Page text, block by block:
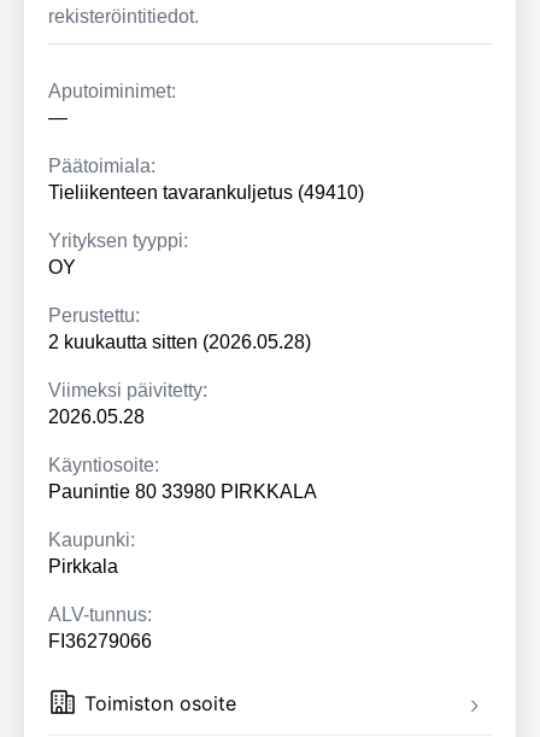
rekisteröintitiedot.
Aputoiminimet:
—
Päätoimiala:
Tieliikenteen tavarankuljetus (49410)
Yrityksen tyyppi:
OY
Perustettu:
2 kuukautta sitten (2026.05.28)
Viimeksi päivitetty:
2026.05.28
Käyntiosoite:
Paunintie 80 33980 PIRKKALA
Kaupunki:
Pirkkala
ALV-tunnus:
FI36279066
Toimiston osoite